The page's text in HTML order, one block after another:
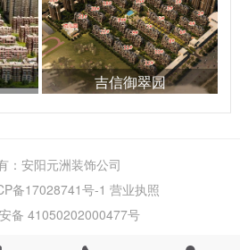
吉信御翠园
：安阳元洲装饰公司
备17028741号-1 营业执照
备 41050202000477号